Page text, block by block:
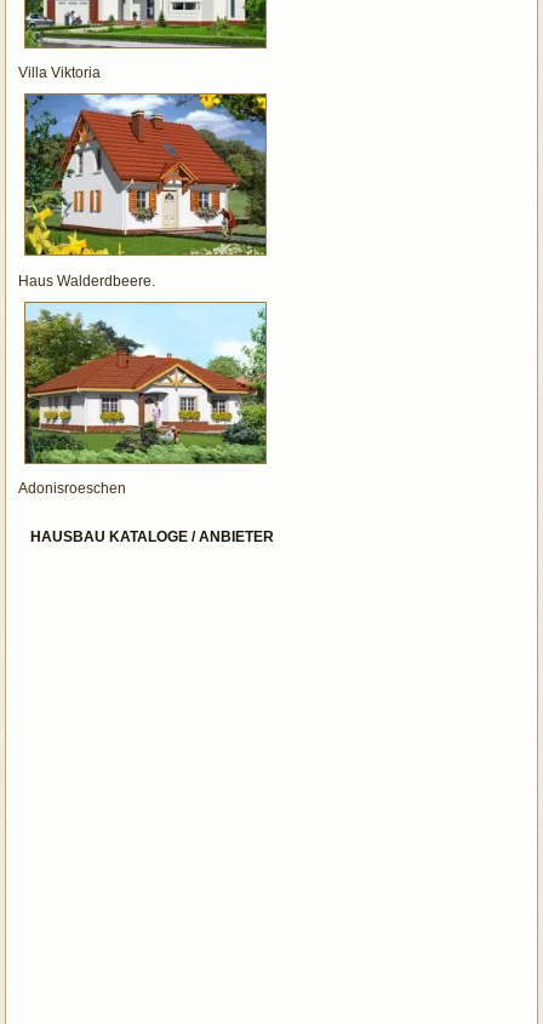
Villa Viktoria
Haus Walderdbeere.
Adonisroeschen
HAUSBAU KATALOGE / ANBIETER